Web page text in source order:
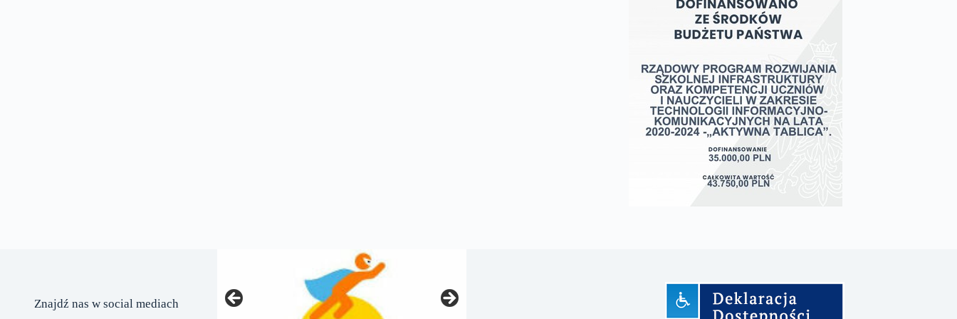
Znajdź nas w social mediach